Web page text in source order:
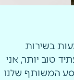
בשירות
עתיד טוב יותר, אני
המשותף שלנו